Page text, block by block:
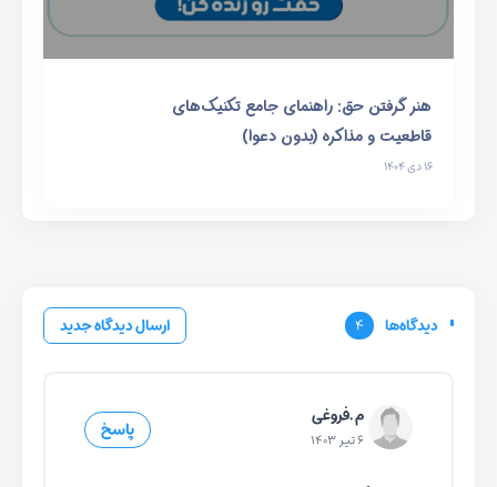
هنر گرفتن حق: راهنمای جامع تکنیک‌های
قاطعیت و مذاکره (بدون دعوا)
۱۶ دی ۱۴۰۴
دیدگاه‌ها ۴ ارسال دیدگاه جدید
م .فروغی
۶ تیر ۱۴۰۳ پاسخ